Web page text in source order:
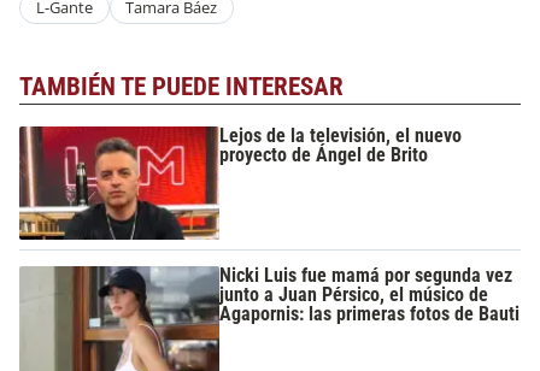
L-Gante Tamara Báez
TAMBIÉN TE PUEDE INTERESAR
Lejos de la televisión, el nuevo
proyecto de Ángel de Brito
Nicki Luis fue mamá por segunda vez
junto a Juan Pérsico, el músico de
Agapornis: las primeras fotos de Bauti